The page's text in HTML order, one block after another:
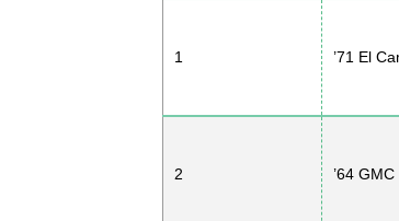
1 ’71 El
2 ’64